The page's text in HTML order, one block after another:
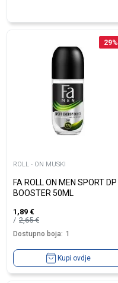
29%
ROLL - ON MUSKI
FA ROLL ON MEN SPORT DP
BOOSTER 50ML
1,89 €
2,65€
Dostupno boja: 1
Kupi ovdje